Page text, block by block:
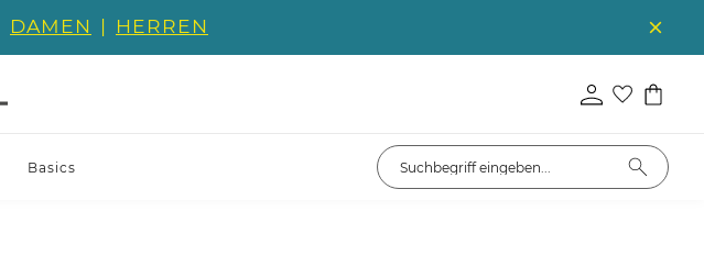
DAMEN | HERREN
Basics